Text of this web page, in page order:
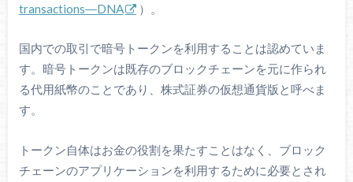
transactions―DNA
）。
国内での取引で暗号トークンを利用することは認めていま
す。暗号トークンは既存のブロックチェーンを元に作られ
る代用紙幣のことであり、株式証券の仮想通貨版と呼べま
す。
トークン自体はお金の役割を果たすことはなく、ブロック
チェーンのアプリケーションを利用するために必要とされ